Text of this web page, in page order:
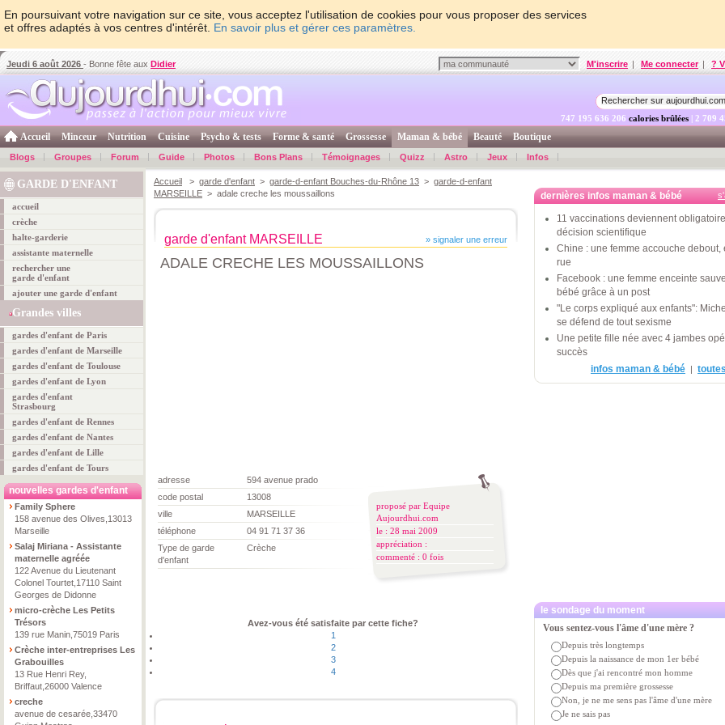
En poursuivant votre navigation sur ce site, vous acceptez l'utilisation de cookies pour vous proposer des services
et offres adaptés à vos centres d'intérêt. En savoir plus et gérer ces paramètres.
Jeudi 6 août 2026 - Bonne fête aux Didier M'inscrire | Me connecter | ?
747 195 636 856 calories brûlées | 2 709
Accueil Minceur Nutrition Cuisine Psycho & tests Forme & santé Grossesse Maman & bébé Beauté Boutique
Blogs Groupes Forum Guide Photos Bons Plans Témoignages Quizz Astro Jeux Infos
GARDE D'ENFANT
accueil
crèche
halte-garderie
assistante maternelle
rechercher une
garde d'enfant
ajouter une garde d'enfant
Grandes villes
gardes d'enfant de Paris
gardes d'enfant de Marseille
gardes d'enfant de Toulouse
gardes d'enfant de Lyon
gardes d'enfant
Strasbourg
gardes d'enfant de Rennes
gardes d'enfant de Nantes
gardes d'enfant de Lille
gardes d'enfant de Tours
nouvelles gardes d'enfant
Family Sphere
158 avenue des Olives,13013
Marseille
Salaj Miriana - Assistante
maternelle agréée
122 Avenue du Lieutenant
Colonel Tourtet,17110 Saint
Georges de Didonne
micro-crèche Les Petits
Trésors
139 rue Manin,75019 Paris
Crèche inter-entreprises Les
Grabouilles
13 Rue Henri Rey,
Briffaut,26000 Valence
creche
avenue de cesarée,33470
Accueil > garde d'enfant > garde-d-enfant Bouches-du-Rhône 13 > garde-d-enfant
MARSEILLE > adale creche les moussaillons
garde d'enfant MARSEILLE » signaler une erreur
ADALE CRECHE LES MOUSSAILLONS
proposé par Equipe
Aujourdhui.com
le : 28 mai 2009
appréciation :
commenté : 0 fois
adresse
594 avenue prado
code postal
13008
ville
MARSEILLE
téléphone
04 91 71 37 36
Type de garde
d'enfant
Crèche
Avez-vous été satisfaite par cette fiche?
1
2
3
4
dernières infos maman & bébé
11 vaccinations deviennent
décision scientifique
Chine : une femme accouche debout,
rue
Facebook : une femme enceinte
bébé grâce à un post
"Le corps expliqué aux enfants":
se défend de tout sexisme
Une petite fille née avec 4 jambes
succès
infos maman & bébé |
le sondage du moment
Vous sentez-vous l'âme d'une mère ?
Depuis très longtemps
Depuis la naissance de mon 1er bébé
Dès que j'ai rencontré mon homme
Depuis ma première grossesse
Non, je ne me sens pas l'âme d'une mère
Je ne sais pas